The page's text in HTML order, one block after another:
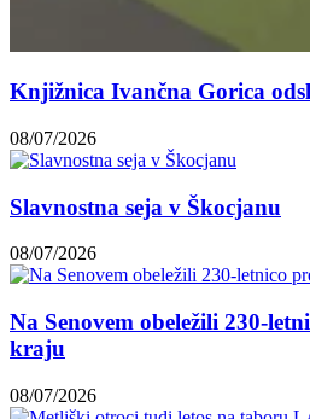
Knjižnica Ivančna Gorica
08/07/2026
Slavnostna seja v Škocjanu
08/07/2026
Na Senovem obeležili 230-
kraju
08/07/2026